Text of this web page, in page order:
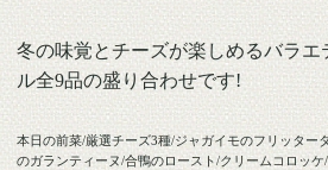
冬の味覚とチーズが楽しめるバラ
ル全9品の盛り合わせです!
本日の前菜/厳選チーズ3種/ジャガイモのフリッター
のガランティーヌ/合鴨のロースト/クリームコロッ